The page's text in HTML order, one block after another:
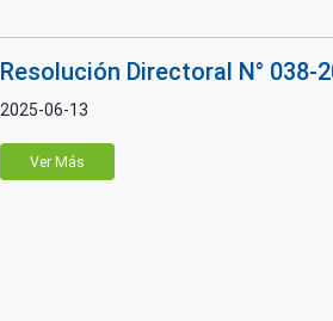
Resolución Directoral N° 038-
2025-06-13
Ver Más